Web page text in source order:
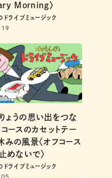
Morning〉
ドライブミュージック
ょうの思い出をつな
コースのカセットテー
みの風景〈オフコース
めないで〉
ドライブミュージック